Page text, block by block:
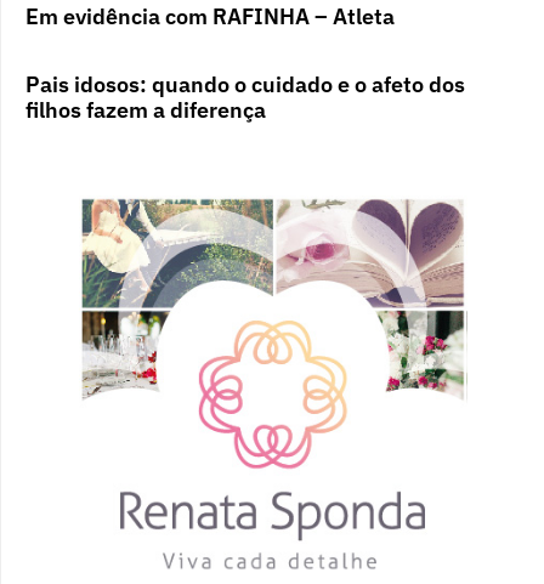
Em evidência com RAFINHA – Atleta
Pais idosos: quando o cuidado e o afeto dos
filhos fazem a diferença